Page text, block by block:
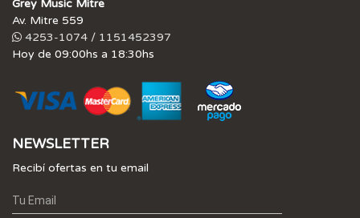
Grey Music Mitre
Av. Mitre 559
4253-1074 / 1151452397
Hoy de 09:00hs a 18:30hs
NEWSLETTER
Recibí ofertas en tu email